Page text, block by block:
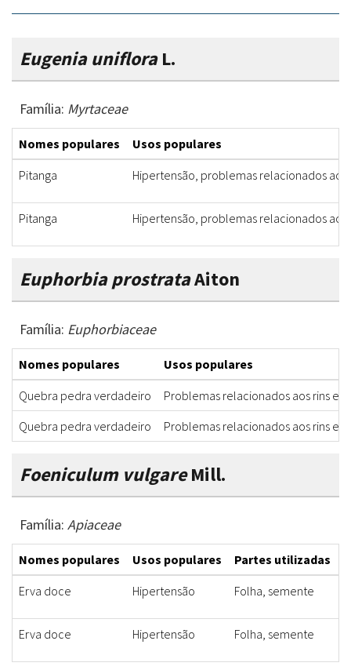
Eugenia unifloraL.
Família: Myrtaceae
Nomes populares
Usos populares
Pitanga
Hipertensão, problemas relacionados aos
Pitanga Hipertensão, problemas relacionados aos
Euphorbia prostrataAiton
Família: Euphorbiaceae
Nomes populares
Usos populares
Quebra pedra verdadeiro
Problemas relacionados aos rins e
Quebra pedra verdadeiro
Problemas relacionados aos rins e
Foeniculum vulgareMill.
Família: Apiaceae
Nomes populares Usos populares Partes utilizadas
Erva doce
Hipertensão Folha, semente
Erva doce Hipertensão Folha, semente